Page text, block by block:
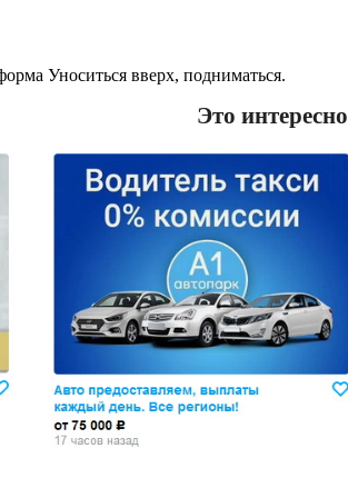
Уноситься вверх, подниматься.
Это интересно